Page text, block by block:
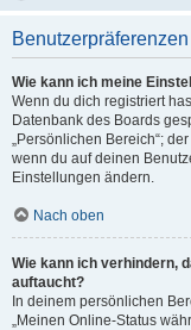
Wie kann ich meine
Wenn du dich registriert
Datenbank des Boards
„Persönlichen Bereich“;
wenn du auf deinen
Einstellungen ändern.
Nach oben
Wie kann ich verhindern,
auftaucht?
In deinem persönlichen
„Meinen Online-Status